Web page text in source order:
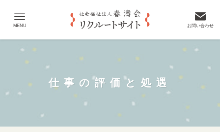
お問い合わせ
MENU
仕事の評価と処遇